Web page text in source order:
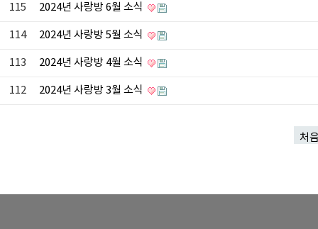
115 2024년 사랑방 6월 소식
114 2024년 사랑방 5월 소식
113 2024년 사랑방 4월 소식
112 2024년 사랑방 3월 소식
처